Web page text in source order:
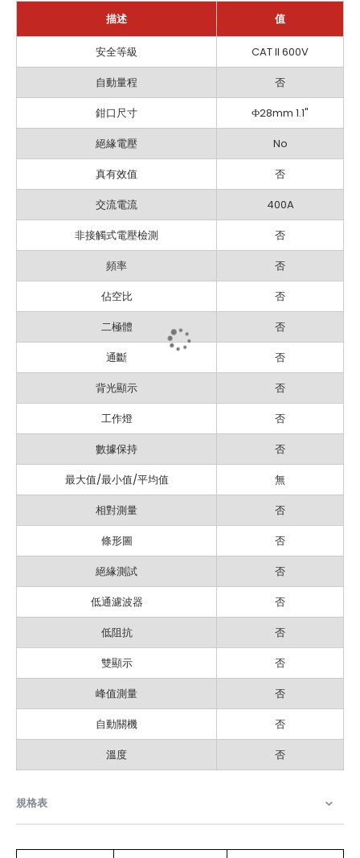
描述 值
安全等級
CAT II 600V
自動量程
否
鉗口尺寸
Ф28mm 1.1"
絕緣電壓
No
真有效值
否
交流電流
400A
非接觸式電壓檢測
否
頻率
否
佔空比
否
二極體
否
通斷
否
背光顯示
否
工作燈
否
數據保持
否
最大值/最小值/平均值
無
相對測量
否
條形圖
否
絕緣測試
否
低通濾波器
否
低阻抗
否
雙顯示
否
峰值測量
否
自動關機
否
溫度
否
規格表